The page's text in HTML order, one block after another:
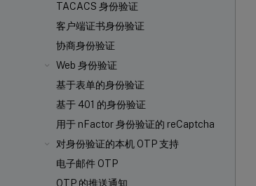
TACACS 身份验证
客户端证书身份验证
协商身份验证
Web 身份验证
基于表单的身份验证
基于 401 的身份验证
用于 nFactor 身份验证的 reCaptcha
对身份验证的本机 OTP 支持
电子邮件 OTP
OTP 的推送通知